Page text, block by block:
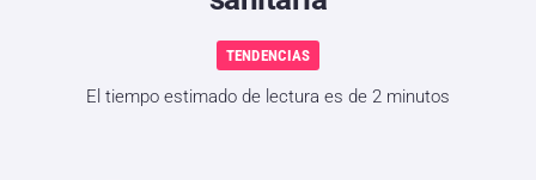
TENDENCIAS
El tiempo estimado de lectura es de 2 minutos